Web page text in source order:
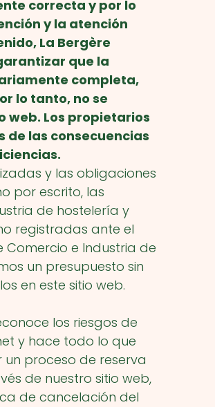
correcta y por lo
y la atención
La Bergère
que la
completa,
lo tanto, no se
web. Los propietarios
de las consecuencias
y las obligaciones
por escrito, las
de hostelería y
registradas ante el
Comercio e Industria de
un presupuesto sin
en este sitio web.
los riesgos de
y hace todo lo que
proceso de reserva
de nuestro sitio web,
de cancelación del